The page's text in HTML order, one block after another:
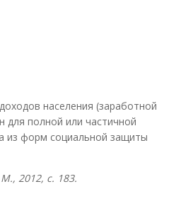
населения (заработной
для полной или частичной
из форм социальной защиты
2012, с. 183.